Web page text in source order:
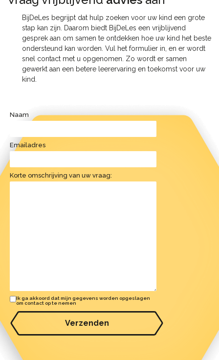
BijDeLes begrijpt dat hulp zoeken voor uw kind een grote
stap kan zijn. Daarom biedt BijDeLes een vrijblijvend
gesprek aan om samen te ontdekken hoe uw kind het beste
ondersteund kan worden. Vul het formulier in, en er wordt
snel contact met u opgenomen. Zo wordt er samen
gewerkt aan een betere leerervaring en toekomst voor uw
kind.
Naam
Emailadres
Korte omschrijving van uw vraag:
Ik ga akkoord dat mijn gegevens worden opgeslagen
om contact op te nemen
Verzenden